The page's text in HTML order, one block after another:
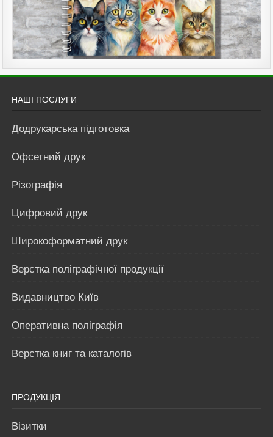
НАШІ ПОСЛУГИ
Додрукарська підготовка
Офсетний друк
Різографія
Цифровий друк
Широкоформатний друк
Верстка поліграфічної продукції
Видавництво Київ
Оперативна поліграфія
Верстка книг та каталогів
ПРОДУКЦІЯ
Візитки